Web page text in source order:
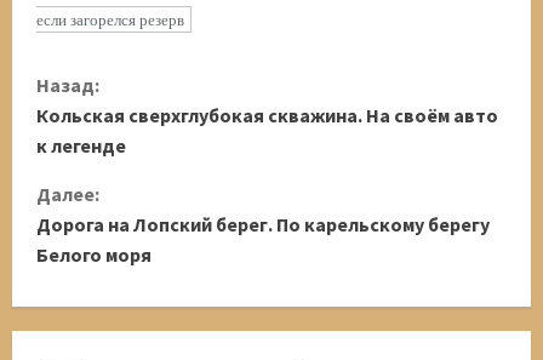
если загорелся резерв
П
р
о
д
л
Назад:
Кольская сверхглубокая скважина. На своём авто
к легенде
Далее:
Дорога на Лопский берег. По карельскому берегу
Белого моря